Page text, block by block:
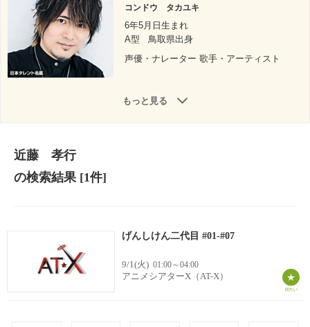
コンドウ タカユキ
6年5月日生まれ
A型
鳥取県出身
声優・ナレーター 歌手・アーティスト
もっと見る
近藤 孝行
の検索結果[1件]
げんしけん二代目 #01-#07
9/1(火) 01:00～04:00
アニメシアターX（AT-X）